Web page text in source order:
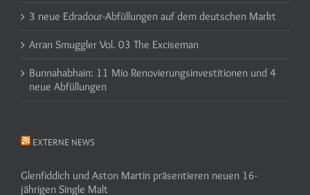
3 neue Edradour-Abfüllungen auf dem deutschen Markt
Arran Smuggler Vol. 03 The Exciseman
Bunnahabhain: 11 Mio Renovierungsinvestitionen und 4
neue Abfüllungen
EXTERNE NEWS
Glenfiddich und Aston Martin präsentieren neuen 16-
jährigen Single Malt